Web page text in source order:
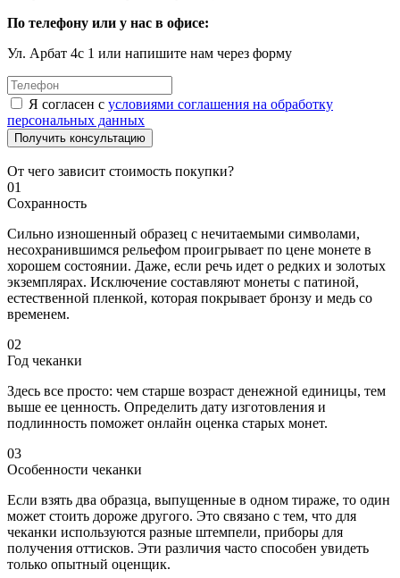
По телефону или у нас в офисе:
Ул. Арбат 4с 1 или напишите нам через форму
Я согласен с условиями соглашения на обработку
персональных данных
Получить консультацию
От чего зависит стоимость покупки?
01
Сохранность
Сильно изношенный образец с нечитаемыми символами,
несохранившимся рельефом проигрывает по цене монете в
хорошем состоянии. Даже, если речь идет о редких и золотых
экземплярах. Исключение составляют монеты с патиной,
естественной пленкой, которая покрывает бронзу и медь со
временем.
02
Год чеканки
Здесь все просто: чем старше возраст денежной единицы, тем
выше ее ценность. Определить дату изготовления и
подлинность поможет онлайн оценка старых монет.
03
Особенности чеканки
Если взять два образца, выпущенные в одном тираже, то один
может стоить дороже другого. Это связано с тем, что для
чеканки используются разные штемпели, приборы для
получения оттисков. Эти различия часто способен увидеть
только опытный оценщик.